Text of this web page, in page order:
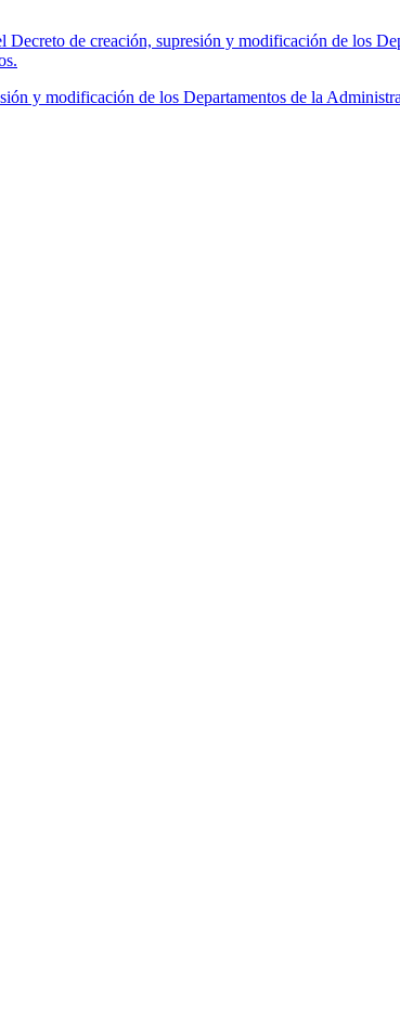
de creación, supresión y modificación de los
y modificación de los Departamentos de la